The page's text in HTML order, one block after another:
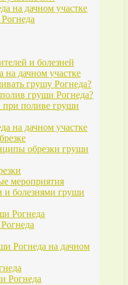
на дачном участке
и болезней
дачном участке
грушу Рогнеда?
груши Рогнеда?
поливе груши
на дачном участке
обрезки груши
мероприятия
и болезнями груши
Рогнеда
Рогнеда на дачном
Рогнеда